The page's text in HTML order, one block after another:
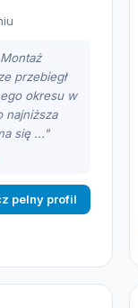
przebiegł
okresu w
najniższa
się ..."
pelny profil